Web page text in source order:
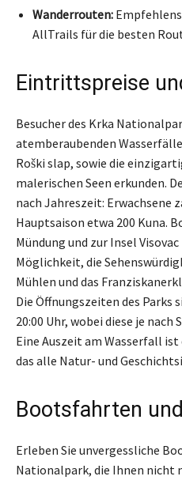
Wanderrouten:
AllTrails für die besten
Eintrittspreise
Besucher des Krka
atemberaubenden
Roški slap, sowie die
malerischen Seen erkunden.
nach Jahreszeit: Erwachsene
Hauptsaison etwa 200 Kuna.
Mündung und zur Insel
Möglichkeit, die
Mühlen und das
Die Öffnungszeiten des Parks
20:00 Uhr, wobei diese je nach
Eine Auszeit am Wasserfall
das alle Natur- und
Bootsfahrten
Erleben Sie unvergessliche
Nationalpark, die Ihnen nicht